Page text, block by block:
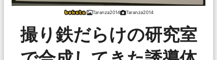
Taranza2014 Taranza2014
撮り鉄だらけの研究室